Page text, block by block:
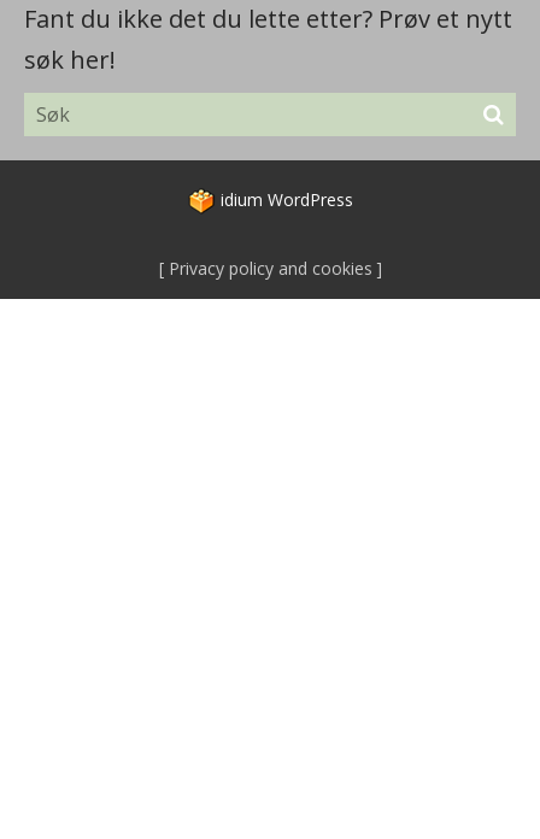
Fant du ikke det du lette etter? Prøv et nytt
søk her!
idium WordPress
Privacy policy and cookies